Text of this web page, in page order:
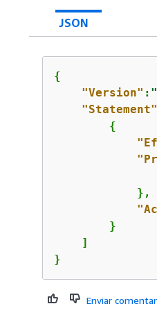
JSON
{
"Version" :
"Statement"
{
            },
        }
    ]
}
Enviar